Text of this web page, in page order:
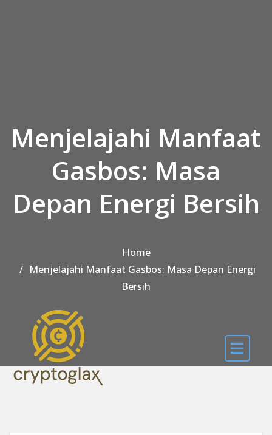
Menjelajahi Manfaat
Gasbos: Masa
Depan Energi Bersih
Home
Menjelajahi Manfaat Gasbos: Masa Depan Energi
Bersih